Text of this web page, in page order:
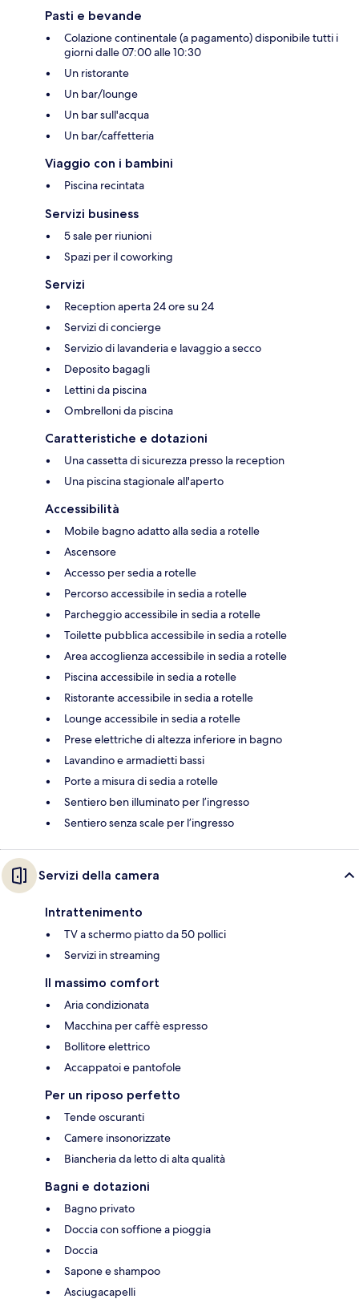
Pasti e bevande
Colazione continentale (a pagamento) disponibile tutti i
giorni dalle 07:00 alle 10:30
Un ristorante
Un bar/lounge
Un bar sull'acqua
Un bar/caffetteria
Viaggio con i bambini
Piscina recintata
Servizi business
5 sale per riunioni
Spazi per il coworking
Servizi
Reception aperta 24 ore su 24
Servizi di concierge
Servizio di lavanderia e lavaggio a secco
Deposito bagagli
Lettini da piscina
Ombrelloni da piscina
Caratteristiche e dotazioni
Una cassetta di sicurezza presso la reception
Una piscina stagionale all'aperto
Accessibilità
Mobile bagno adatto alla sedia a rotelle
Ascensore
Accesso per sedia a rotelle
Percorso accessibile in sedia a rotelle
Parcheggio accessibile in sedia a rotelle
Toilette pubblica accessibile in sedia a rotelle
Area accoglienza accessibile in sedia a rotelle
Piscina accessibile in sedia a rotelle
Ristorante accessibile in sedia a rotelle
Lounge accessibile in sedia a rotelle
Prese elettriche di altezza inferiore in bagno
Lavandino e armadietti bassi
Porte a misura di sedia a rotelle
Sentiero ben illuminato per l’ingresso
Sentiero senza scale per l’ingresso
Servizi della camera
Intrattenimento
TV a schermo piatto da 50 pollici
Servizi in streaming
Il massimo comfort
Aria condizionata
Macchina per caffè espresso
Bollitore elettrico
Accappatoi e pantofole
Per un riposo perfetto
Tende oscuranti
Camere insonorizzate
Biancheria da letto di alta qualità
Bagni e dotazioni
Bagno privato
Doccia con soffione a pioggia
Doccia
Sapone e shampoo
Asciugacapelli